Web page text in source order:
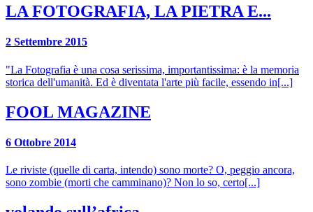
LA FOTOGRAFIA, LA PIETRA E...
2 Settembre 2015
"La Fotografia è una cosa serissima, importantissima: è la memoria
storica dell'umanità. Ed è diventata l'arte più facile, essendo in[...]
FOOL MAGAZINE
6 Ottobre 2014
Le riviste (quelle di carta, intendo) sono morte? O, peggio ancora,
sono zombie (morti che camminano)? Non lo so, certo[...]